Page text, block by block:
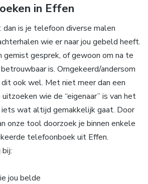
in Effen
dan is je telefoon diverse malen
wie er naar jou gebeld heeft.
gemist gesprek, of gewoon om na te
is. Omgekeerd/andersom
ook wel. Met niet meer dan een
wie de “eigenaar” is van het
wat altijd gemakkelijk gaat. Door
onze tool doorzoek je binnen enkele
telefoonboek uit Effen.
jou belde